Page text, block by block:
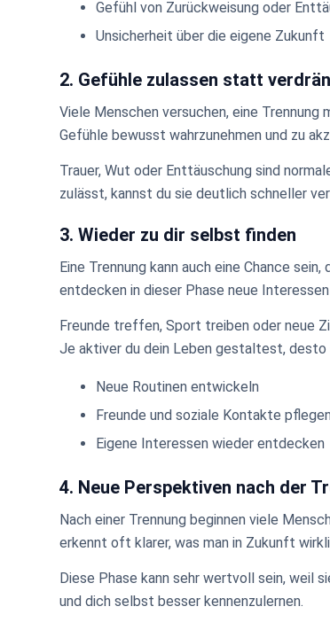
Gefühl von Zurückweisung oder
Unsicherheit über die eigene Zukunft
2. Gefühle zulassen statt
Viele Menschen versuchen, eine
Gefühle bewusst wahrzunehmen und zu
Trauer, Wut oder Enttäuschung sind
zulässt, kannst du sie deutlich schneller
3. Wieder zu dir selbst finden
Eine Trennung kann auch eine Chance
entdecken in dieser Phase neue
Freunde treffen, Sport treiben oder neue
Je aktiver du dein Leben gestaltest, desto
Neue Routinen entwickeln
Freunde und soziale Kontakte pflegen
Eigene Interessen wieder entdecken
4. Neue Perspektiven nach der
Nach einer Trennung beginnen viele
erkennt oft klarer, was man in Zukunft
Diese Phase kann sehr wertvoll sein, weil
und dich selbst besser kennenzulernen.